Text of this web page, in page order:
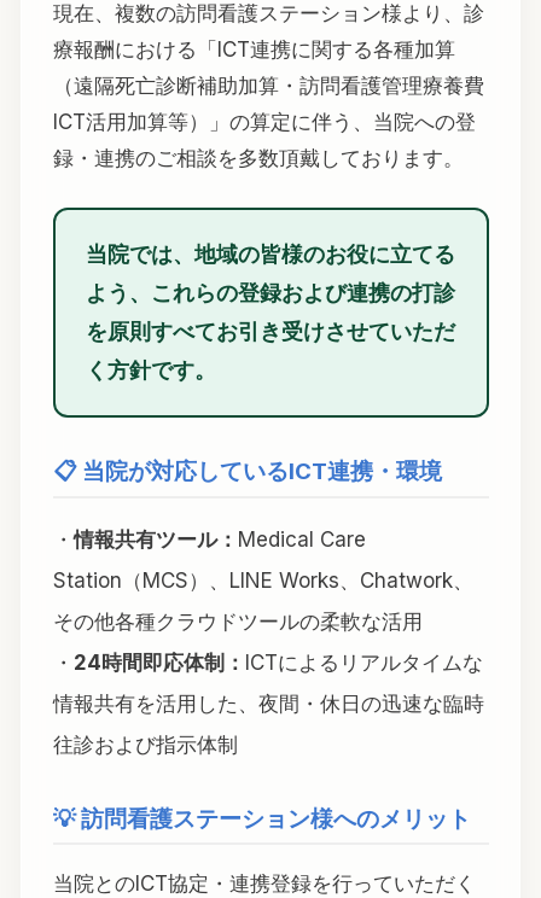
現在、複数の訪問看護ステーション様より、診
療報酬における「ICT連携に関する各種加算
（遠隔死亡診断補助加算・訪問看護管理療養費
ICT活用加算等）」の算定に伴う、当院への登
録・連携のご相談を多数頂戴しております。
当院では、地域の皆様のお役に立てる
よう、これらの登録および連携の打診
を原則すべてお引き受けさせていただ
く方針です。
📋 当院が対応しているICT連携・環境
・情報共有ツール： Medical Care
Station（MCS）、LINE Works、Chatwork、
その他各種クラウドツールの柔軟な活用
・ 24時間即応体制： ICTによるリアルタイムな
情報共有を活用した、夜間・休日の迅速な臨時
往診および指示体制
💡 訪問看護ステーション様へのメリット
当院とのICT協定・連携登録を行っていただく